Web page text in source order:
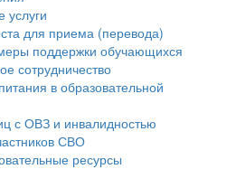
услуги
для приема (перевода)
поддержки обучающихся
сотрудничество
в образовательной
с ОВЗ и инвалидностью
СВО
ресурсы